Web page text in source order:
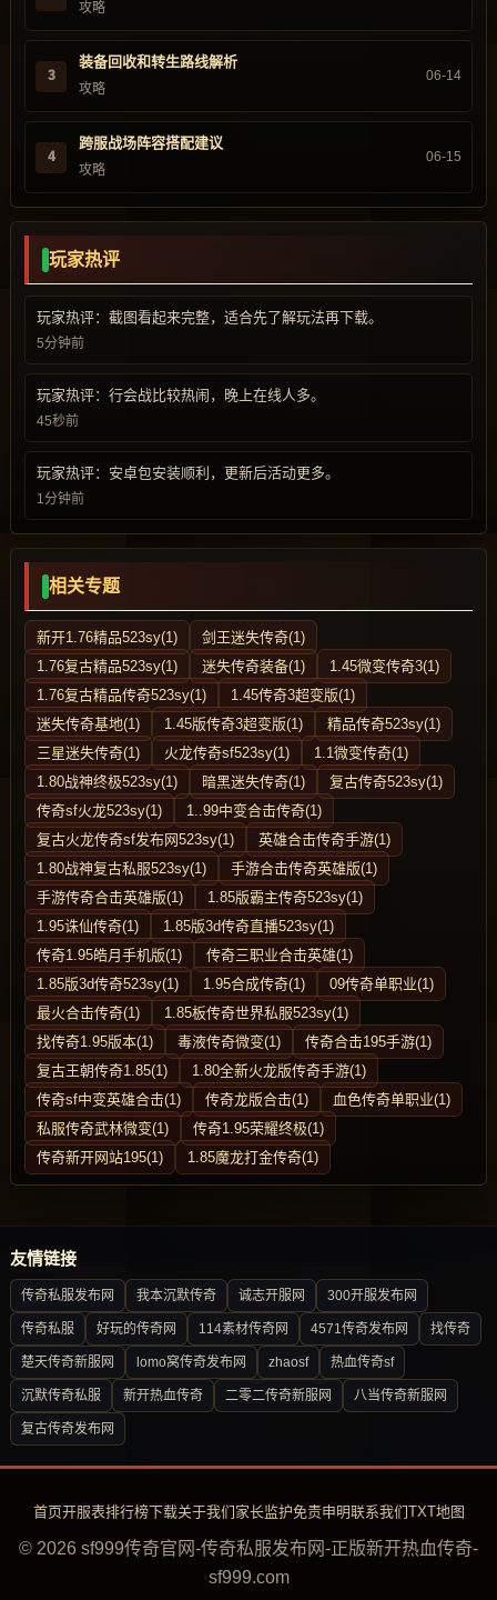
攻略
3
装备回收和转生路线解析
攻略
06-14
4
跨服战场阵容搭配建议
攻略
06-15
玩家热评
玩家热评：截图看起来完整，适合先了解玩法再下载。
5分钟前
玩家热评：行会战比较热闹，晚上在线人多。
45秒前
玩家热评：安卓包安装顺利，更新后活动更多。
1分钟前
相关专题
新开1.76精品523sy(1)
剑王迷失传奇(1)
1.76复古精品523sy(1)
迷失传奇装备(1)
1.45微变传奇3(1)
1.76复古精品传奇523sy(1)
1.45传奇3超变版(1)
迷失传奇基地(1)
1.45版传奇3超变版(1)
精品传奇523sy(1)
三星迷失传奇(1)
火龙传奇sf523sy(1)
1.1微变传奇(1)
1.80战神终极523sy(1)
暗黑迷失传奇(1)
复古传奇523sy(1)
传奇sf火龙523sy(1)
1..99中变合击传奇(1)
复古火龙传奇sf发布网523sy(1)
英雄合击传奇手游(1)
1.80战神复古私服523sy(1)
手游合击传奇英雄版(1)
手游传奇合击英雄版(1)
1.85版霸主传奇523sy(1)
1.95诛仙传奇(1)
1.85版3d传奇直播523sy(1)
传奇1.95皓月手机版(1)
传奇三职业合击英雄(1)
1.85版3d传奇523sy(1)
1.95合成传奇(1)
09传奇单职业(1)
最火合击传奇(1)
1.85板传奇世界私服523sy(1)
找传奇1.95版本(1)
毒液传奇微变(1)
传奇合击195手游(1)
复古王朝传奇1.85(1)
1.80全新火龙版传奇手游(1)
传奇sf中变英雄合击(1)
传奇龙版合击(1)
血色传奇单职业(1)
私服传奇武林微变(1)
传奇1.95荣耀终极(1)
传奇新开网站195(1)
1.85魔龙打金传奇(1)
友情链接
传奇私服发布网 我本沉默传奇 诚志开服网 300开服发布网
传奇私服 好玩的传奇网 114素材传奇网 4571传奇发布网 找传奇
楚天传奇新服网 lomo窝传奇发布网 zhaosf 热血传奇sf
沉默传奇私服 新开热血传奇 二零二传奇新服网 八当传奇新服网
复古传奇发布网
首页开服表排行榜下载关于我们 家长监护免责申明联系我们TXT地图
© 2026 sf999传奇官网-传奇私服发布网-正版新开热血传奇-
sf999.com